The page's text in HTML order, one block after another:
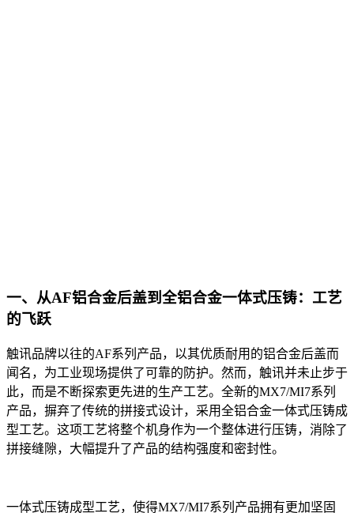
一、从AF铝合金后盖到全铝合金一体式压铸：工艺
的飞跃
触讯品牌以往的AF系列产品，以其优质耐用的铝合金后盖而
闻名，为工业现场提供了可靠的防护。然而，触讯并未止步于
此，而是不断探索更先进的生产工艺。全新的MX7/MI7系列
产品，摒弃了传统的拼接式设计，采用全铝合金一体式压铸成
型工艺。这项工艺将整个机身作为一个整体进行压铸，消除了
拼接缝隙，大幅提升了产品的结构强度和密封性。
一体式压铸成型工艺，使得MX7/MI7系列产品拥有更加坚固